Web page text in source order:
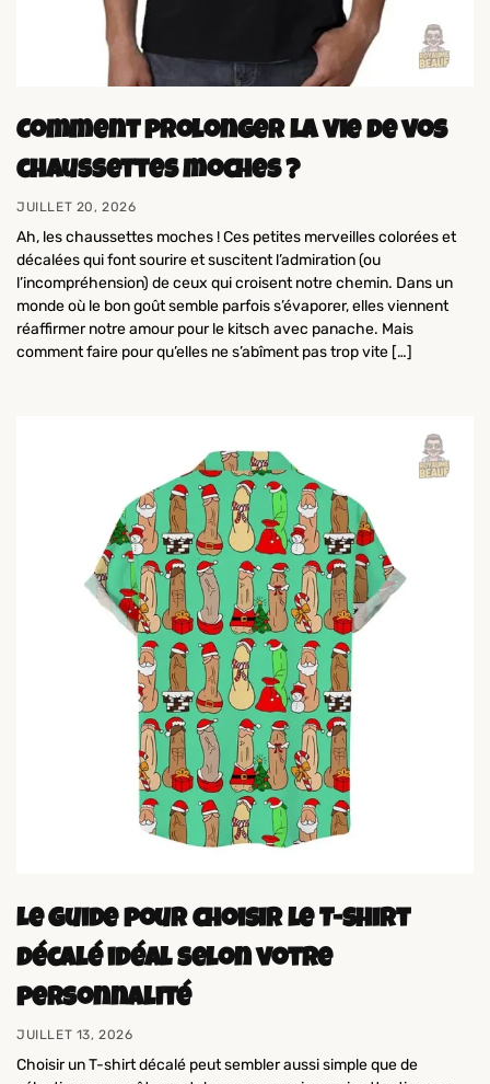
Comment prolonger la vie de vos
chaussettes moches ?
JUILLET 20, 2026
Ah, les chaussettes moches ! Ces petites merveilles colorées et
décalées qui font sourire et suscitent l’admiration (ou
l’incompréhension) de ceux qui croisent notre chemin. Dans un
monde où le bon goût semble parfois s’évaporer, elles viennent
réaffirmer notre amour pour le kitsch avec panache. Mais
comment faire pour qu’elles ne s’abîment pas trop vite […]
Le guide pour choisir le T-shirt
décalé idéal selon votre
personnalité
JUILLET 13, 2026
Choisir un T-shirt décalé peut sembler aussi simple que de